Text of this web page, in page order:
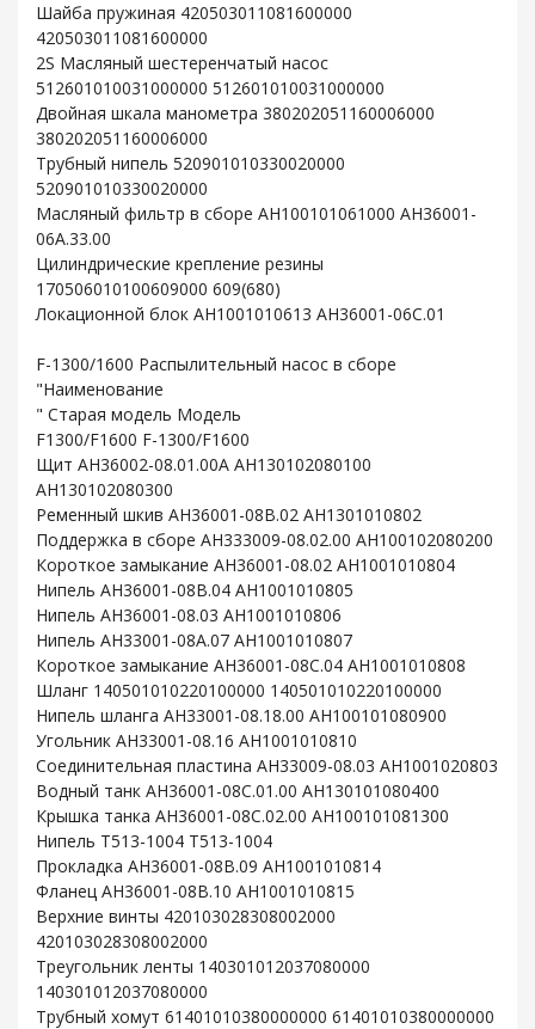
Шайба пружиная 420503011081600000
420503011081600000
2S Масляный шестеренчатый насос
512601010031000000 512601010031000000
Двойная шкала манометра 380202051160006000
380202051160006000
Трубный нипель 520901010330020000
520901010330020000
Масляный фильтр в сборе AH100101061000 AH36001-
06A.33.00
Цилиндрические крепление резины
170506010100609000 609(680)
Локационной блок AH1001010613 AH36001-06C.01
F-1300/1600 Распылительный насос в сборе
"Наименование
" Старая модель Модель
F1300/F1600 F-1300/F1600
Щит AH36002-08.01.00A AH130102080100
AH130102080300
Ременный шкив AH36001-08B.02 AH1301010802
Поддержка в сборе AH333009-08.02.00 AH100102080200
Короткое замыкание AH36001-08.02 AH1001010804
Нипель AH36001-08B.04 AH1001010805
Нипель AH36001-08.03 AH1001010806
Нипель AH33001-08A.07 AH1001010807
Короткое замыкание AH36001-08C.04 AH1001010808
Шланг 140501010220100000 140501010220100000
Нипель шланга AH33001-08.18.00 AH100101080900
Угольник AH33001-08.16 AH1001010810
Соединительная пластина AH33009-08.03 AH1001020803
Водный танк AH36001-08C.01.00 AH130101080400
Крышка танка AH36001-08C.02.00 AH100101081300
Нипель T513-1004 T513-1004
Прокладка AH36001-08B.09 AH1001010814
Фланец AH36001-08B.10 AH1001010815
Верхние винты 420103028308002000
420103028308002000
Треугольник ленты 140301012037080000
140301012037080000
Трубный хомут 61401010380000000 61401010380000000